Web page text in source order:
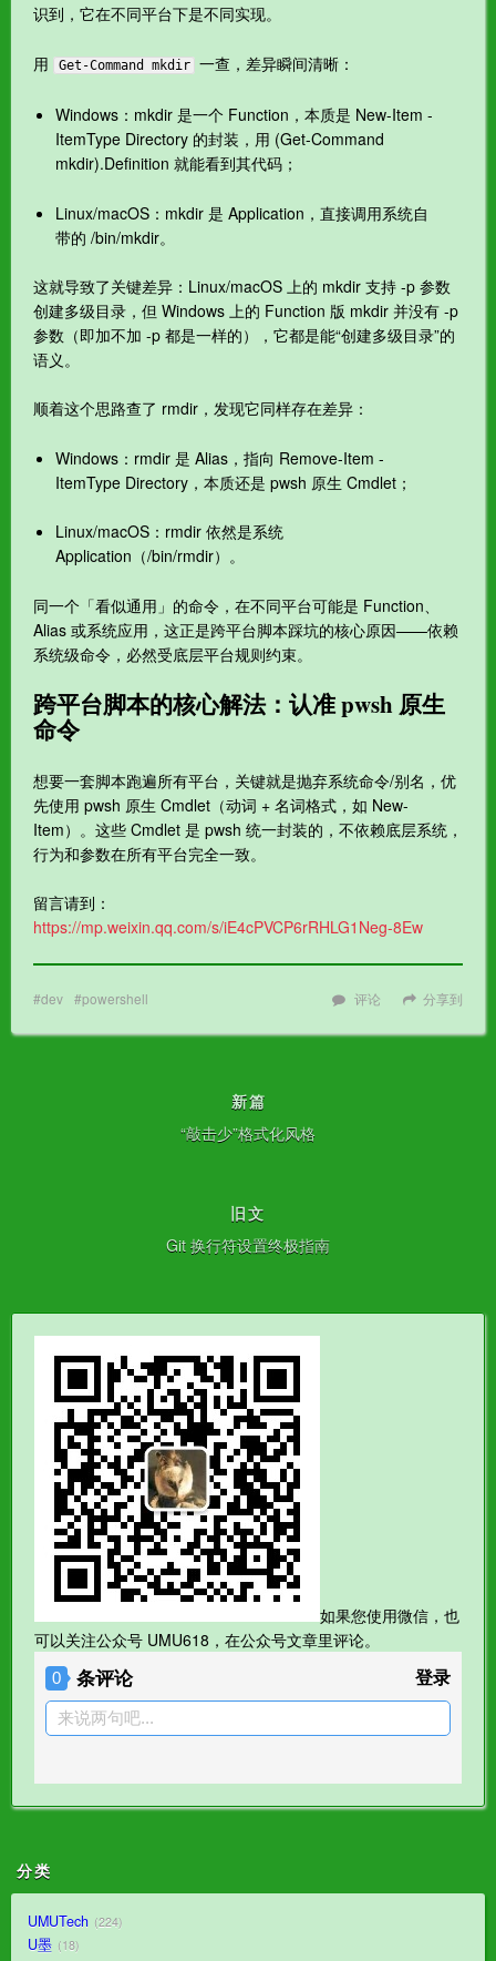
识到，它在不同平台下是不同实现。
用 Get-Command mkdir 一查，差异瞬间清晰：
Windows：mkdir 是一个 Function，本质是 New-Item -
ItemType Directory 的封装，用 (Get-Command
mkdir).Definition 就能看到其代码；
Linux/macOS：mkdir 是 Application，直接调用系统自
带的 /bin/mkdir。
这就导致了关键差异：Linux/macOS 上的 mkdir 支持 -p 参数
创建多级目录，但 Windows 上的 Function 版 mkdir 并没有 -p
参数（即加不加 -p 都是一样的），它都是能“创建多级目录”的
语义。
顺着这个思路查了 rmdir，发现它同样存在差异：
Windows：rmdir 是 Alias，指向 Remove-Item -
ItemType Directory，本质还是 pwsh 原生 Cmdlet；
Linux/macOS：rmdir 依然是系统
Application（/bin/rmdir）。
同一个「看似通用」的命令，在不同平台可能是 Function、
Alias 或系统应用，这正是跨平台脚本踩坑的核心原因——依赖
系统级命令，必然受底层平台规则约束。
跨平台脚本的核心解法：认准 pwsh 原生
命令
想要一套脚本跑遍所有平台，关键就是抛弃系统命令/别名，优
先使用 pwsh 原生 Cmdlet（动词 + 名词格式，如 New-
Item）。这些 Cmdlet 是 pwsh 统一封装的，不依赖底层系统，
行为和参数在所有平台完全一致。
留言请到：
https://mp.weixin.qq.com/s/iE4cPVCP6rRHLG1Neg-8Ew
分享到
评论
dev powershell
新篇
“敲击少”格式化风格
旧文
Git 换行符设置终极指南
如果您使用微信，也
可以关注公众号 UMU618，在公众号文章里评论。
0 条评论 登录
来说两句吧...
分类
UMUTech 224
U墨 18